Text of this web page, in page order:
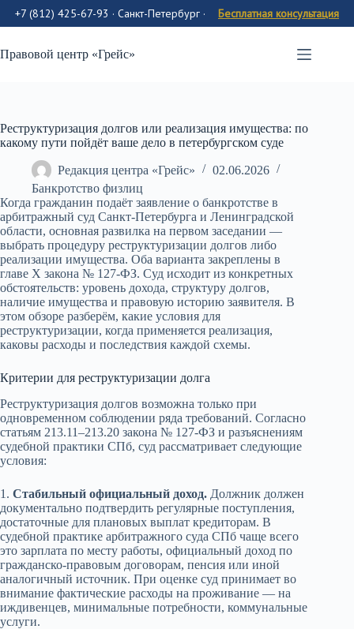
+7 (812) 425-67-93 · Санкт-Петербург · Бесплатная консультация
к
содержимому
Правовой центр «Грейс»
Реструктуризация долгов или реализация имущества: по
какому пути пойдёт ваше дело в петербургском суде
Редакция центра «Грейс»
02.06.2026
Банкротство физлиц
Когда гражданин подаёт заявление о банкротстве в
арбитражный суд Санкт-Петербурга и Ленинградской
области, основная развилка на первом заседании —
выбрать процедуру реструктуризации долгов либо
реализации имущества. Оба варианта закреплены в
главе X закона № 127-ФЗ. Суд исходит из конкретных
обстоятельств: уровень дохода, структуру долгов,
наличие имущества и правовую историю заявителя. В
этом обзоре разберём, какие условия для
реструктуризации, когда применяется реализация,
каковы расходы и последствия каждой схемы.
Критерии для реструктуризации долга
Реструктуризация долгов возможна только при
одновременном соблюдении ряда требований. Согласно
статьям 213.11–213.20 закона № 127-ФЗ и разъяснениям
судебной практики СПб, суд рассматривает следующие
условия:
1. Стабильный официальный доход. Должник должен
документально подтвердить регулярные поступления,
достаточные для плановых выплат кредиторам. В
судебной практике арбитражного суда СПб чаще всего
это зарплата по месту работы, официальный доход по
гражданско-правовым договорам, пенсия или иной
аналогичный источник. При оценке суд принимает во
внимание фактические расходы на проживание — на
иждивенцев, минимальные потребности, коммунальные
услуги.